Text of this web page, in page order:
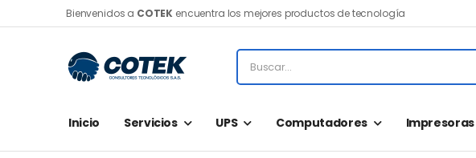
Bienvenidos a COTEK encuentra los mejores productos de tecnología
Inicio Servicios UPS Computadores Impresoras